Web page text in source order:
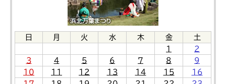
日 月 火 水 木 金
土
1
2
3
4 5 6 7 8
9
10
11 12 13 14 15
16